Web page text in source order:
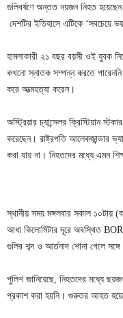
গুলিবর্ষণে অন্তত নয়জন নিহত
দেশটির ইতিহাসে এটিকে ‘সবচেয়ে
হামলাকারী ২১ বছর বয়সী ওই যুবক
কখনো স্নাতক সম্পন্ন করতে
করে আত্মহত্যা করেন।
অস্ট্রিয়ার চ্যান্সেলর ক্রিস্টিয়ান
করেছেন। রাষ্ট্রপতি আলেকজান্ডার
করা যায় না। নিহতদের মধ্যে এমন
স্থানীয় সময় মঙ্গলবার সকাল ১০টায়
আধা কিলোমিটার দূরে অবস্থিত
গুলির শব্দ ও আর্তনাদ শোনা গেলে সঙ্গে
পুলিশ জানিয়েছে, নিহতদের মধ্যে
প্রকাশ করা হয়নি। গুরুতর আহত